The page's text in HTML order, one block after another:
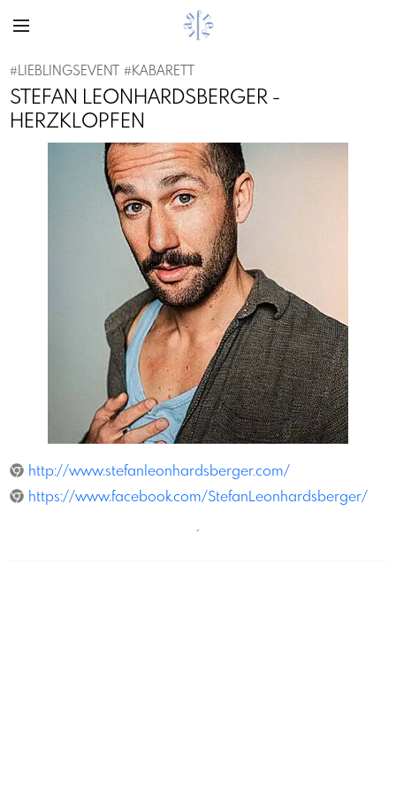
#LIEBLINGSEVENT #KABARETT
STEFAN LEONHARDSBERGER -
HERZKLOPFEN
Previous
http://www.stefanleonhardsberger.com/
https://www.facebook.com/StefanLeonhardsberger/
´